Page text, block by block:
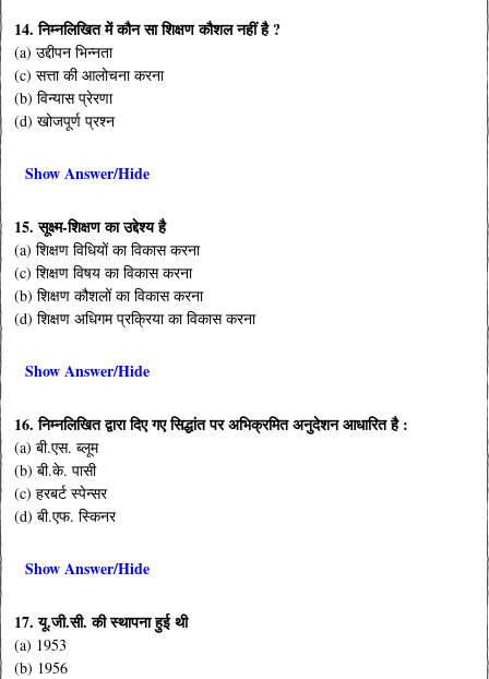
14. निम्नलिखित में कौन सा शिक्षण कौशल नहीं है ?
(a) उद्दीपन भिन्नता
(c) सत्ता की आलोचना करना
(b) विन्यास प्रेरणा
(d) खोजपूर्ण प्रश्न
Show Answer/Hide
15. सूक्ष्म-शिक्षण का उद्देश्य है
(a) शिक्षण विधियों का विकास करना
(c) शिक्षण विषय का विकास करना
(b) शिक्षण कौशलों का विकास करना
(d) शिक्षण अधिगम प्रक्रिया का विकास करना
Show Answer/Hide
16. निम्नलिखित द्वारा दिए गए सिद्धांत पर अभिक्रमित अनुदेशन आधारित है :
(a) बी.एस. ब्लूम
(b) बी.के. पासी
(c) हरबर्ट स्पेन्सर
(d) बी.एफ. स्किनर
Show Answer/Hide
17. यू.जी.सी. की स्थापना हुई थी
(a) 1953
(b) 1956